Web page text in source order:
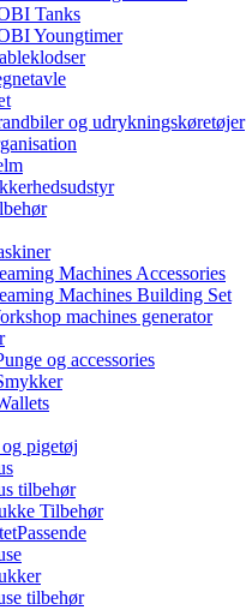
Tanks
Youngtimer
og udrykningskøretøjer
Machines Accessories
Machines Building Set
machines generator
og accessories
pigetøj
tilbehør
Tilbehør
tilbehør